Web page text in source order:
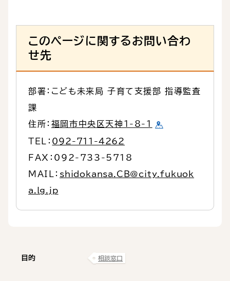
このページに関するお問い合わ
せ先
部署：こども未来局 子育て支援部 指導監査
課
住所： 福岡市中央区天神1-8-1
TEL： 092-711-4262
FAX：092-733-5718
MAIL： shidokansa.CB@city.fukuok
a.lg.jp
目的 相談窓口